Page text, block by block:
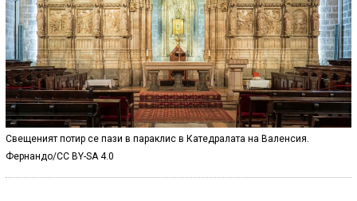
Свещеният потир се пази в параклис в Катедралата на Валенсия.
Фернандо/CC BY-SA 4.0